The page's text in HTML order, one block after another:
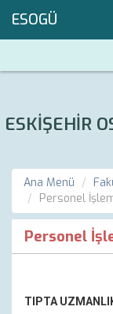
ESOGÜ
ESKİŞEHİR
Ana Menü
Personel
Personel
TIPTA